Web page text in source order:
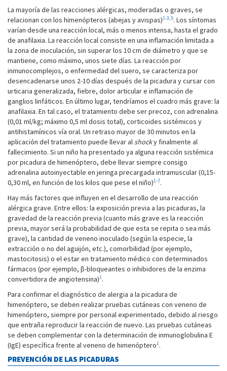
La mayoría de las reacciones alérgicas, moderadas o graves, se
relacionan con los himenópteros (abejas y avispas)1-3,5. Los síntomas
varían desde una reacción local, más o menos intensa, hasta el grado
de anafilaxia. La reacción local consiste en una inflamación limitada a
la zona de inoculación, sin superar los 10 cm de diámetro y que se
mantiene, como máximo, unos siete días. La reacción por
inmunocomplejos, o enfermedad del suero, se caracteriza por
desencadenarse unos 2-10 días después de la picadura y cursar con
urticaria generalizada, fiebre, dolor articular e inflamación de
ganglios linfáticos. En último lugar, tendríamos el cuadro más grave: la
anafilaxia. En tal caso, el tratamiento debe ser precoz, con adrenalina
(0,01 ml/kg; máximo 0,5 ml dosis total), corticoides sistémicos y
antihistamínicos vía oral. Un retraso mayor de 30 minutos en la
aplicación del tratamiento puede llevar alshocky finalmente al
fallecimiento. Si un niño ha presentado ya alguna reacción sistémica
por picadura de himenóptero, debe llevar siempre consigo
adrenalina autoinyectable en jeringa precargada intramuscular (0,15-
0,30 ml, en función de los kilos que pese el niño)1-7.
Hay más factores que influyen en el desarrollo de una reacción
alérgica grave. Entre ellos: la exposición previa a las picaduras, la
gravedad de la reacción previa (cuanto más grave es la reacción
previa, mayor será la probabilidad de que esta se repita o sea más
grave), la cantidad de veneno inoculado (según la especie, la
extracción o no del aguijón, etc.), comorbilidad (por ejemplo,
mastocitosis) o el estar en tratamiento médico con determinados
fármacos (por ejemplo, β-bloqueantes o inhibidores de la enzima
convertidora de angiotensina)1.
Para confirmar el diagnóstico de alergia a la picadura de
himenóptero, se deben realizar pruebas cutáneas con veneno de
himenóptero, siempre por personal experimentado, debido al riesgo
que entraña reproducir la reacción de nuevo. Las pruebas cutáneas
se deben complementar con la determinación de inmunoglobulina E
(IgE) específica frente al veneno de himenóptero1.
PREVENCIÓN DE LAS PICADURAS